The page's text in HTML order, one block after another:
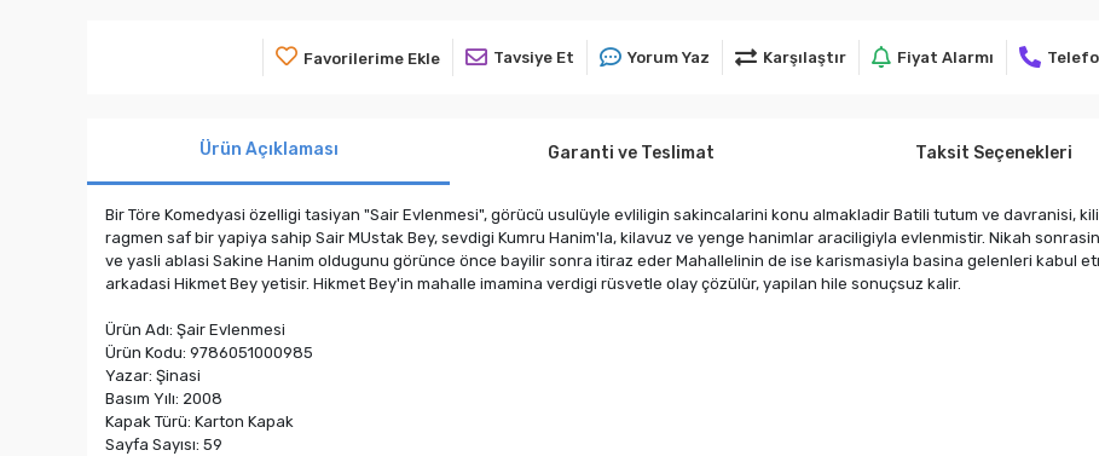
Favorilerime Ekle Tavsiye Et Yorum Yaz Karşılaştır Fiyat Alarmı
Ürün Açıklaması Garanti ve Teslimat Taksit Seçenekleri
Bir Töre Komedyasi özelligi tasiyan "Sair Evlenmesi", görücü usulüyle evliligin sakincalarini konu almakladir Batili tutum ve davranisi,
ragmen saf bir yapiya sahip Sair MUstak Bey, sevdigi Kumru Hanim'la, kilavuz ve yenge hanimlar araciligiyla evlenmistir. Nikah
ve yasli ablasi Sakine Hanim oldugunu görünce önce bayilir sonra itiraz eder Mahallelinin de ise karismasiyla basina gelenleri kabul
arkadasi Hikmet Bey yetisir. Hikmet Bey'in mahalle imamina verdigi rüsvetle olay çözülür, yapilan hile sonuçsuz kalir.
Ürün Adı: Şair Evlenmesi
Ürün Kodu: 9786051000985
Yazar: Şinasi
Basım Yılı: 2008
Kapak Türü: Karton Kapak
Sayfa Sayısı: 59